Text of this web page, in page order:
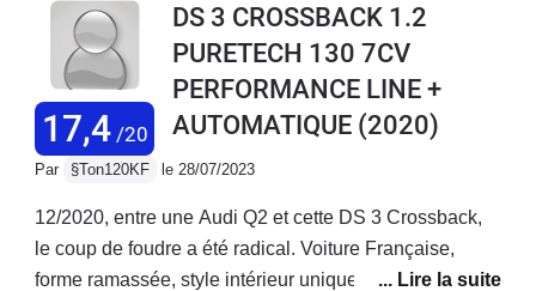
bonheur, silence et nervosité.
17,4/20
DS 3 CROSSBACK 1.2
PURETECH 130 7CV
PERFORMANCE LINE +
AUTOMATIQUE (2020)
Par §Ton120KF le 28/07/2023
12/2020, entre une Audi Q2 et cette DS 3 Crossback,
le coup de foudre a été radical. Voiture Française,
forme ramassée, style intérieur unique basé avant tout